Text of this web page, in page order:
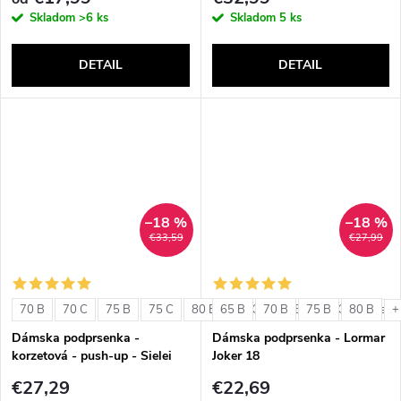
Skladom >6 ks
DETAIL
Skladom 5 ks
DETAIL
€33,59
–18 %
70 B 70 C 75 B 75 C 80 B 80 C 85 B 85 C +
Dámska podprsenka -
korzetová - push-up - Sielei
€27,29
€27,99
–18 %
65 B 70 B 75 B 80 B
Dámska podprsenka - Lormar
Joker 18
€22,69